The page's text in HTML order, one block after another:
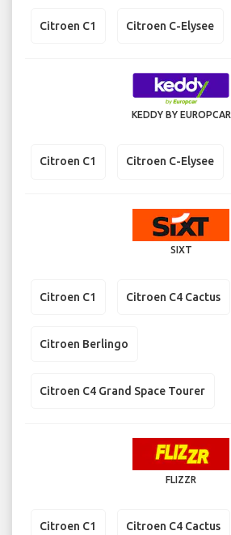
Citroen C1 Citroen C-Elysee
KEDDY BY EUROPCAR
Citroen C1 Citroen C-Elysee
SIXT
Citroen C1 Citroen C4 Cactus
Citroen Berlingo
Citroen C4 Grand Space Tourer
FLIZZR
Citroen C1 Citroen C4 Cactus